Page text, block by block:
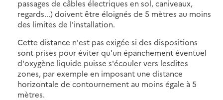
passages de câbles électriques en sol, caniveaux,
regards...) doivent être éloignés de 5 mètres au moins
des limites de l'installation.
Cette distance n'est pas exigée si des dispositions
sont prises pour éviter qu'un épanchement éventuel
d'oxygène liquide puisse s'écouler vers lesdites
zones, par exemple en imposant une distance
horizontale de contournement au moins égale à 5
mètres.